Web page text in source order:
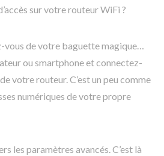
sur votre routeur WiFi ?
vous de votre baguette magique…
ou smartphone et connectez-
votre routeur. C’est un peu comme
numériques de votre propre
les paramètres avancés. C’est là